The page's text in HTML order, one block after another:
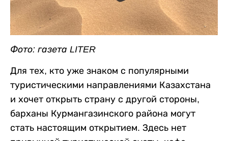
Фото: газета LITER
Для тех, кто уже знаком с популярными
туристическими направлениями Казахстана
и хочет открыть страну с другой стороны,
барханы Курмангазинского района могут
стать настоящим открытием. Здесь нет